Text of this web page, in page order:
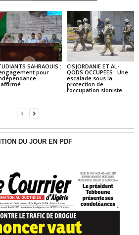
SAHRAOUIS :
pour
CISJORDANIE ET AL-
QODS OCCUPEES : Une
escalade sous la
protection de
l’occupation sioniste
DU JOUR EN PDF